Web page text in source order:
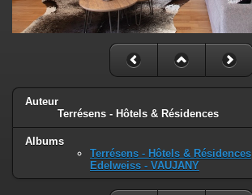
Auteur
Terrésens - Hôtels & Résidences
Albums
Terrésens - Hôtels & Résidences
Edelweiss - VAUJANY